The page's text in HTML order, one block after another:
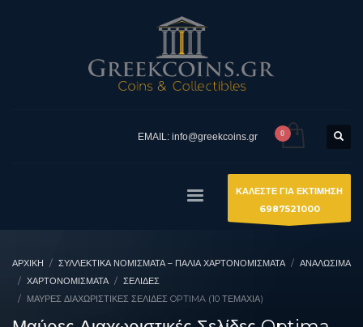
EMAIL: info@greekcoins.gr
ΚΑΛΕΣΤΕ ΓΙΑ ΕΚΤΙΜΗΣΗ
6987521000
ΑΡΧΙΚΉ ΣΥΛΛΕΚΤΙΚΆ ΝΟΜΊΣΜΑΤΑ – ΠΑΛΙΆ ΧΑΡΤΟΝΟΜΊΣΜΑΤΑ
ΑΝΑΛΩΣΙΜΑ
ΧΑΡΤΟΝΟΜΊΣΜΑΤΑ
ΣΕΛΊΔΕΣ
ΜΑΎΡΕΣ ΔΙΑΧΩΡΙΣΤΙΚΈΣ ΣΕΛΊΔΕΣ OPTIMA (10 ΤΕΜΆΧΙΑ)